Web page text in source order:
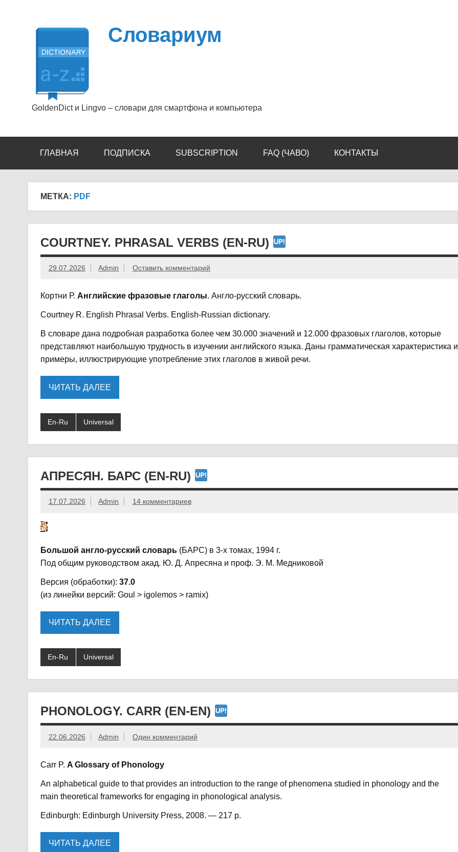
Словариум
GoldenDict и Lingvo – словари для смартфона и компьютера
ГЛАВНАЯ ПОДПИСКА SUBSCRIPTION FAQ (ЧАВО) КОНТАКТЫ
МЕТКА: PDF
COURTNEY. PHRASAL VERBS (EN-RU)
29.07.2026 Admin Оставить комментарий
Кортни Р. Английские фразовые глаголы. Англо-русский словарь.
Courtney R. English Phrasal Verbs. English-Russian dictionary.
В словаре дана подробная разработка более чем 30.000 значений и 12.000 фразовых глаголов, которые
представляют наибольшую трудность в изучении английского языка. Даны грамматическая характеристика и
примеры, иллюстрирующие употребление этих глаголов в живой речи.
ЧИТАТЬ ДАЛЕЕ
En-Ru Universal
АПРЕСЯН. БАРС (EN-RU)
17.07.2026 Admin 14 комментариев
Большой англо-русский словарь(БАРС) в 3-х томах, 1994 г.
Под общим руководством акад. Ю. Д. Апресяна и проф. Э. М. Медниковой
Версия (обработки): 37.0
(из линейки версий: Goul > igolemos > ramix)
ЧИТАТЬ ДАЛЕЕ
En-Ru Universal
PHONOLOGY. CARR (EN-EN)
22.06.2026 Admin Один комментарий
Carr P. A Glossary of Phonology
An alphabetical guide to that provides an introduction to the range of phenomena studied in phonology and the
main theoretical frameworks for engaging in phonological analysis.
Edinburgh: Edinburgh University Press, 2008. — 217 p.
ЧИТАТЬ ДАЛЕЕ